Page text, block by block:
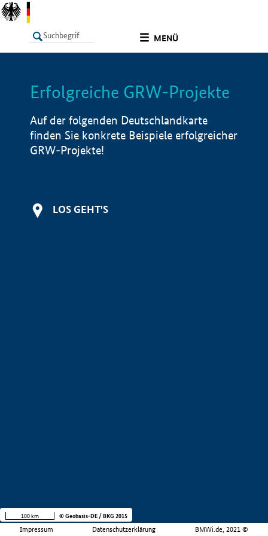
MENÜ
LISTE Info
Erfolgreiche GRW-Projekte
Auf der folgenden Deutschlandkarte
finden Sie konkrete Beispiele erfolgreicher
GRW-Projekte!
LOS GEHT'S
Impressum Datenschutzerklärung BMWi.de, 2021 ©
100 km © Geobasis-DE / BKG 2015